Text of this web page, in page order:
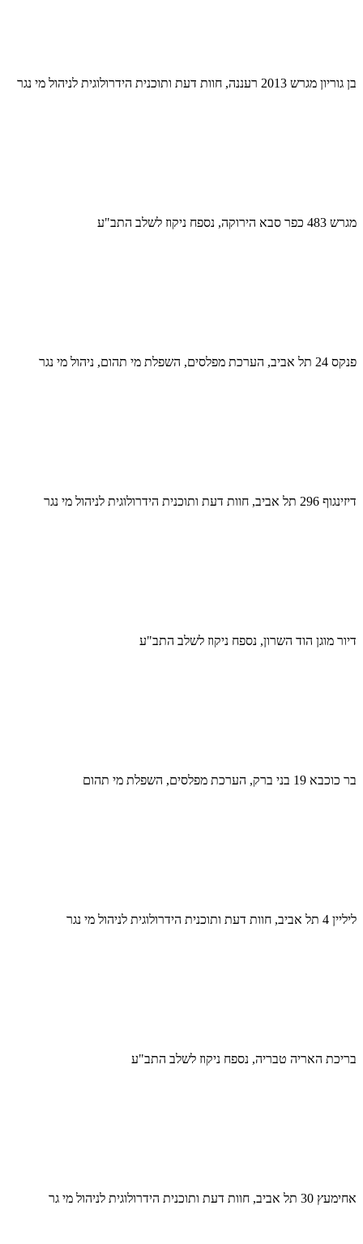
בן גוריון מגרש 2013 רעננה, חוות דעת ותוכנית הידרולוגית לניהול מי נגר
מגרש 483 כפר סבא הירוקה, נספח ניקוז לשלב התב"ע
פנקס 24 תל אביב, הערכת מפלסים, השפלת מי תהום, ניהול מי נגר
דיזינגוף 296 תל אביב, חוות דעת ותוכנית הידרולוגית לניהול מי נגר
דיור מוגן הוד השרון, נספח ניקוז לשלב התב"ע
בר כוכבא 19 בני ברק, הערכת מפלסים, השפלת מי תהום
ליליין 4 תל אביב, חוות דעת ותוכנית הידרולוגית לניהול מי נגר
בריכת האריה טבריה, נספח ניקוז לשלב התב"ע
אחימעץ 30 תל אביב, חוות דעת ותוכנית הידרולוגית לניהול מי גר